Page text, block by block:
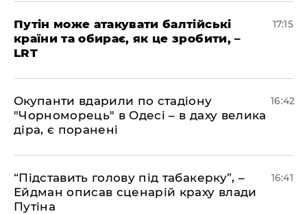
​Путін може атакувати балтійські
країни та обирає, як це зробити, –
LRT
17:15
​Окупанти вдарили по стадіону
"Чорноморець" в Одесі – в даху велика
діра, є поранені
16:42
​“Підставить голову під табакерку”, –
Ейдман описав сценарій краху влади
Путіна
16:41